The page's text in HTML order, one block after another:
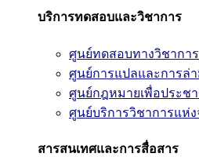
บริการทดสอบและวิชาการ
ศูนย์ทดสอบทางวิชากา
ศูนย์การแปลและการล่
ศูนย์กฎหมายเพื่อประช
ศูนย์บริการวิชาการแห่
สารสนเทศและการสื่อสาร